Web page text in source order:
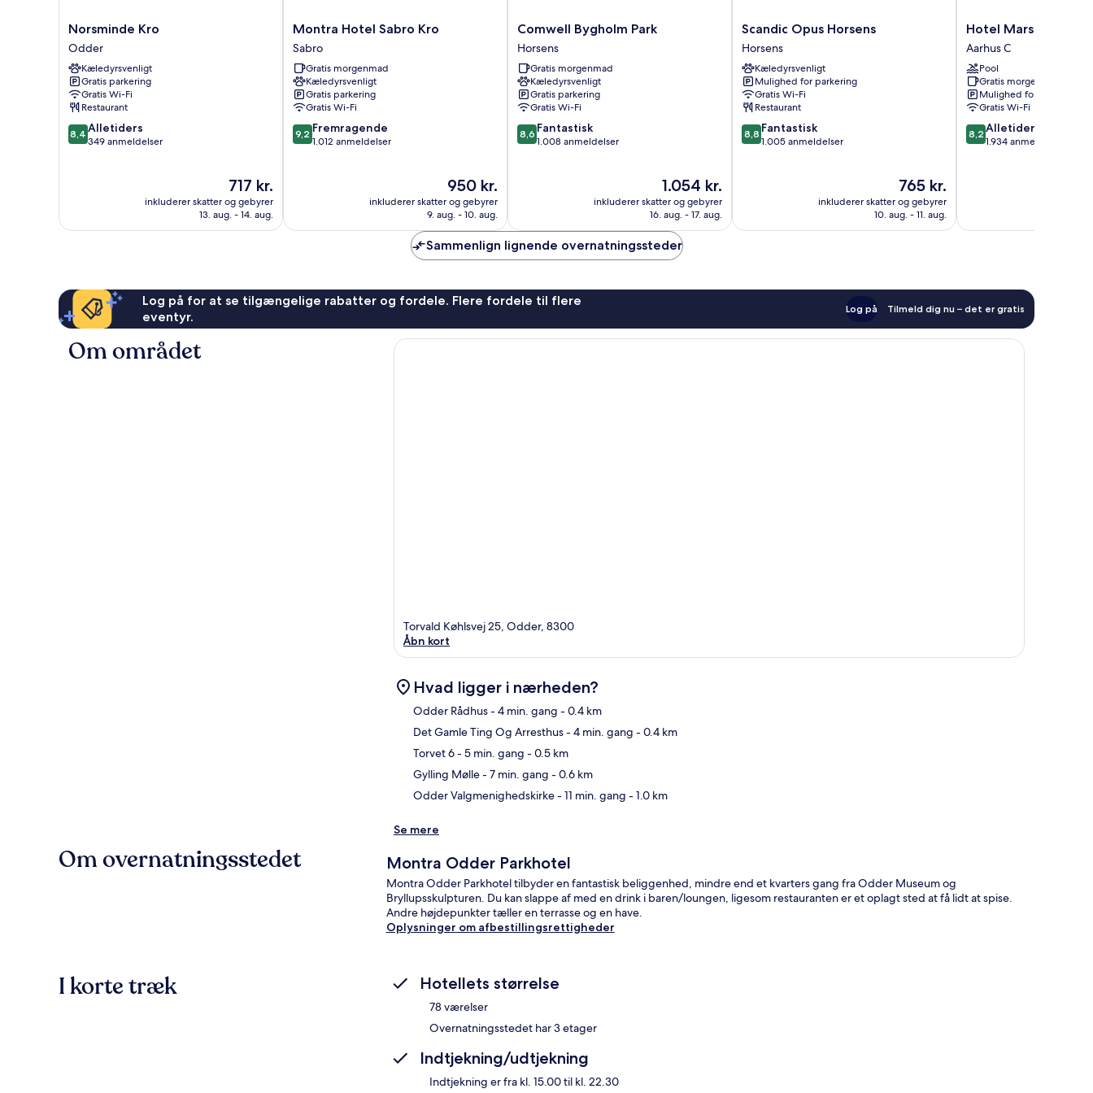
Norsminde
Kro
Odder
Norsminde Kro
Odder
Kæledyrsvenligt
Gratis parkering
Gratis Wi-Fi
Restaurant
8.4
ud
8,4 Alletiders
349 anmeldelser
Prisen
er
717 kr.
717 kr.
inkluderer skatter og gebyrer
13. aug. - 14. aug.
Montra
Hotel
Sabro
Kro
Sabro
Montra Hotel Sabro Kro
Sabro
Gratis morgenmad
Kæledyrsvenligt
Gratis parkering
Gratis Wi-Fi
9.2
ud
9,2 Fremragende
1.012 anmeldelser
Prisen
er
950 kr.
950 kr.
inkluderer skatter og gebyrer
9. aug. - 10. aug.
Comwell
Bygholm
Park
Horsens
Comwell Bygholm Park
Horsens
Gratis morgenmad
Kæledyrsvenligt
Gratis parkering
Gratis Wi-Fi
8.6
ud
8,6 Fantastisk
1.008 anmeldelser
Prisen
er
1.054 kr.
1.054 kr.
inkluderer skatter og gebyrer
16. aug. - 17. aug.
Scandic
Opus
Horsens
Horsens
Scandic Opus Horsens
Horsens
Kæledyrsvenligt
Mulighed for parkering
Gratis Wi-Fi
Restaurant
8.8
ud
8,8 Fantastisk
1.005 anmeldelser
Prisen
er
765 kr.
765 kr.
inkluderer skatter og gebyrer
10. aug. - 11. aug.
Hotel
Marselis
Aarhus
C
Hotel Marselis
Aarhus C
Pool
Gratis morgenmad
Mulighed for parkering
Gratis Wi-Fi
8.2
ud
8,2 Alletiders
1.934 anmeldelser
Sammenlign lignende overnatningssteder
Log på for at se tilgængelige rabatter og fordele. Flere fordele til flere
eventyr.
Log på Tilmeld dig nu – det er gratis
Om området
Torvald Køhlsvej 25, Odder, 8300
Åbn kort
Hvad ligger i nærheden?
Odder Rådhus- 4 min. gang - 0.4 km
Det Gamle Ting Og Arresthus- 4 min. gang - 0.4 km
Torvet 6- 5 min. gang - 0.5 km
Gylling Mølle- 7 min. gang - 0.6 km
Odder Valgmenighedskirke- 11 min. gang - 1.0 km
Se mere
Om overnatningsstedet Montra Odder Parkhotel
Montra Odder Parkhotel tilbyder en fantastisk beliggenhed, mindre end et kvarters gang fra Odder Museum og
Bryllupsskulpturen. Du kan slappe af med en drink i baren/loungen, ligesom restauranten er et oplagt sted at få lidt at spise.
Andre højdepunkter tæller en terrasse og en have.
Oplysninger om afbestillingsrettigheder
I korte træk Hotellets størrelse
78 værelser
Overnatningsstedet har 3 etager
Indtjekning/udtjekning
Indtjekning er fra kl. 15.00 til kl. 22.30